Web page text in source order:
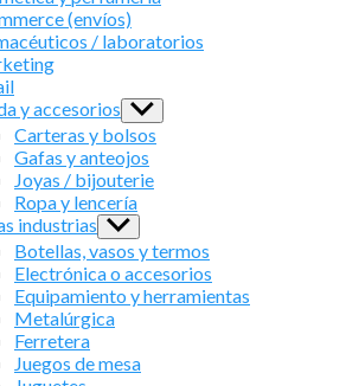
(envíos)
/ laboratorios
y accesorios Show
sub
menu
Carteras y bolsos
Gafas y anteojos
Joyas / bijouterie
Ropa y lencería
industrias Show
sub
menu
Botellas, vasos y termos
Electrónica o accesorios
Equipamiento y herramientas
Metalúrgica
Ferretera
Juegos de mesa